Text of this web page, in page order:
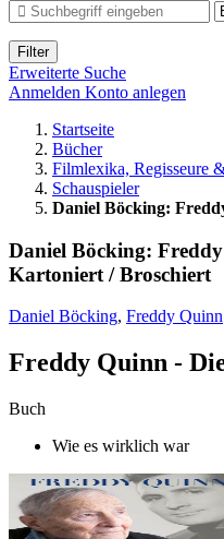
Filter
Erweiterte Suche
Anmelden Konto anlegen
Startseite
Bücher
Filmlexika, Regisseure
Schauspieler
Daniel Böcking:
Daniel Böcking:
Kartoniert / Broschiert
Daniel Böcking, Freddy Quinn
Freddy Quinn -
Buch
Wie es wirklich war